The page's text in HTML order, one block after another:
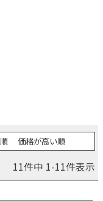
価格が高い順
11件中 1-11件表示
ない